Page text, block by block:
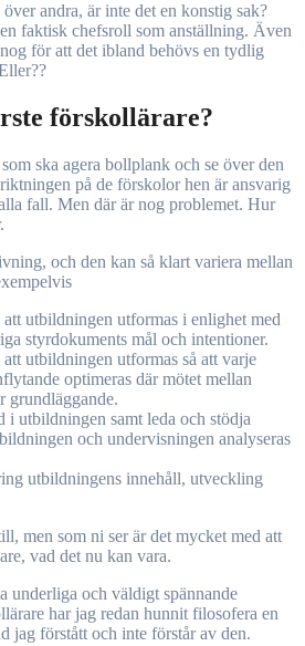
andra, är inte det en konstig sak?
faktisk chefsroll som anställning. Även
för att det ibland behövs en tydlig
förskollärare?
ska agera bollplank och se över den
på de förskolor hen är ansvarig
fall. Men där är nog problemet. Hur
och den kan så klart variera mellan
att utbildningen utformas i enlighet med
styrdokuments mål och intentioner.
att utbildningen utformas så att varje
optimeras där mötet mellan
grundläggande.
i utbildningen samt leda och stödja
och undervisningen analyseras
utbildningens innehåll, utveckling
men som ni ser är det mycket med att
vad det nu kan vara.
underliga och väldigt spännande
har jag redan hunnit filosofera en
jag förstått och inte förstår av den.